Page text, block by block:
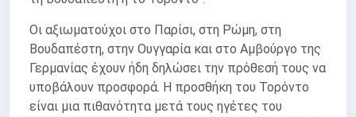
Οι αξιωματούχοι στο Παρίσι, στη Ρώμη, στη
Βουδαπέστη, στην Ουγγαρία και στο Αμβούργο της
Γερμανίας έχουν ήδη δηλώσει την πρόθεσή τους να
υποβάλουν προσφορά. Η προσθήκη του Τορόντο
είναι μια πιθανότητα μετά τους ηγέτες του